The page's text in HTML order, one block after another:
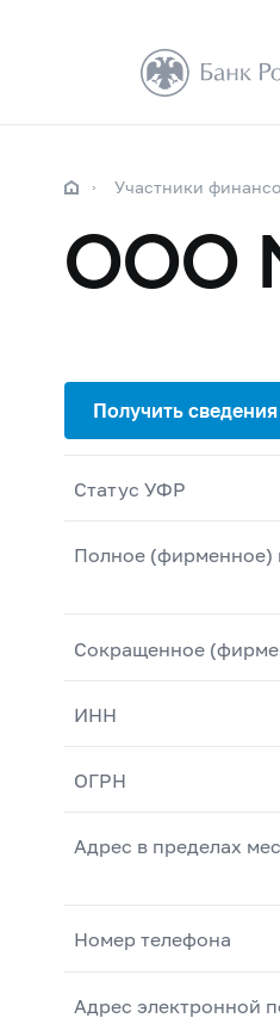
Участники
ООО
Статус УФР
Полное (фирменное)
Сокращенное
ИНН
ОГРН
Адрес в пределах
Номер телефона
Адрес электронной